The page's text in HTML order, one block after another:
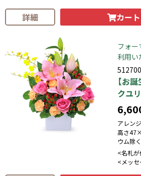
詳細 カー
フォ
利用い
512700
【お
クユ
アレン
高さ
ウム除
<名札
<メッ